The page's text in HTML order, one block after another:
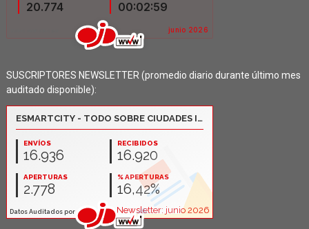
SUSCRIPTORES NEWSLETTER (promedio diario durante último mes
auditado disponible):